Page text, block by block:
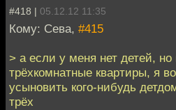
#418 | 05.12.12 11:35
Кому: Сева, #415
> а если у меня нет детей, но
трёхкомнатные квартиры, я
усыновить кого-нибудь
трёх